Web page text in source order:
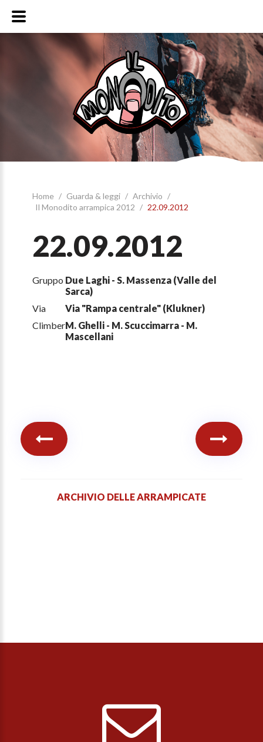
Home / Guarda & leggi / Archivio /
Il Monodito arrampica 2012 / 22.09.2012
22.09.2012
Gruppo Due Laghi - S. Massenza (Valle del
Sarca)
Via
Via "Rampa centrale" (Klukner)
ClimberM. Ghelli - M. Scuccimarra - M.
Mascellani
ARCHIVIO DELLE ARRAMPICATE